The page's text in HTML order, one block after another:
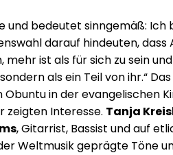
und bedeutet sinngemäß: Ich
darauf hindeuten, dass
ist als für sich zu sein
als ein Teil von ihr.“
in der evangelischen
zeigten Interesse. Tanja
, Gitarrist, Bassist und auf
Weltmusik geprägte Töne